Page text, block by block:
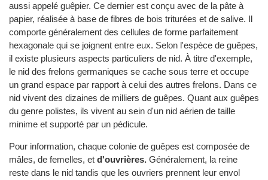
aussi appelé guêpier. Ce dernier est conçu avec de la pâte à
papier, réalisée à base de fibres de bois triturées et de salive. Il
comporte généralement des cellules de forme parfaitement
hexagonale qui se joignent entre eux. Selon l'espèce de guêpes,
il existe plusieurs aspects particuliers de nid. À titre d'exemple,
le nid des frelons germaniques se cache sous terre et occupe
un grand espace par rapport à celui des autres frelons. Dans ce
nid vivent des dizaines de milliers de guêpes. Quant aux guêpes
du genre polistes, ils vivent au sein d'un nid aérien de taille
minime et supporté par un pédicule.
Pour information, chaque colonie de guêpes est composée de
mâles, de femelles, et d'ouvrières. Généralement, la reine
reste dans le nid tandis que les ouvriers prennent leur envol